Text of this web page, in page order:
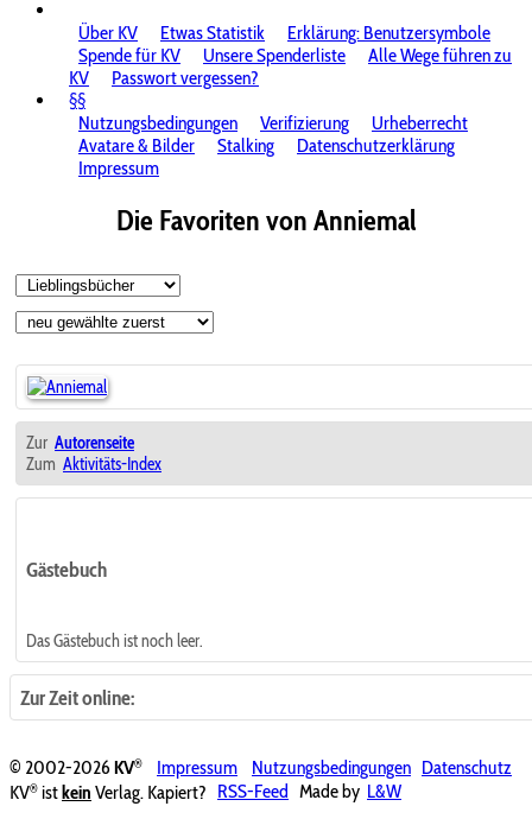
Über KV
Etwas Statistik
Erklärung: Benutzersymbole
Spende für KV
Unsere Spenderliste
Alle Wege führen zu
KV
Passwort vergessen?
§§
Nutzungsbedingungen
Verifizierung
Urheberrecht
Avatare & Bilder
Stalking
Datenschutzerklärung
Impressum
Die Favoriten von Anniemal
Zur Autorenseite
Zum Aktivitäts-Index
Gästebuch
Das Gästebuch ist noch leer.
Zur Zeit online:
© 2002-2026KV® Impressum Nutzungsbedingungen Datenschutz
KV® istkein Verlag. Kapiert? RSS-Feed Made by L&W